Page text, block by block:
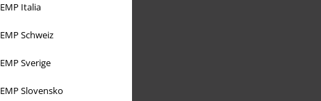
EMP Italia
EMP Schweiz
EMP Sverige
EMP Slovensko